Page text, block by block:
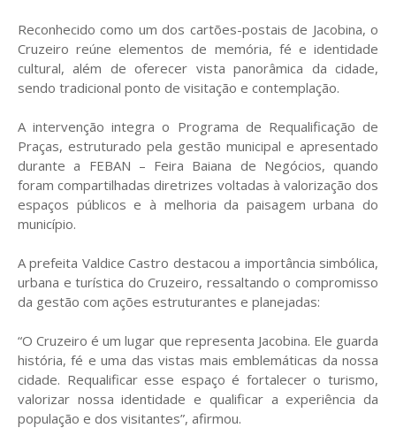
Reconhecido como um dos cartões-postais de Jacobina, o
Cruzeiro reúne elementos de memória, fé e identidade
cultural, além de oferecer vista panorâmica da cidade,
sendo tradicional ponto de visitação e contemplação.
A intervenção integra o Programa de Requalificação de
Praças, estruturado pela gestão municipal e apresentado
durante a FEBAN – Feira Baiana de Negócios, quando
foram compartilhadas diretrizes voltadas à valorização dos
espaços públicos e à melhoria da paisagem urbana do
município.
A prefeita Valdice Castro destacou a importância simbólica,
urbana e turística do Cruzeiro, ressaltando o compromisso
da gestão com ações estruturantes e planejadas:
“O Cruzeiro é um lugar que representa Jacobina. Ele guarda
história, fé e uma das vistas mais emblemáticas da nossa
cidade. Requalificar esse espaço é fortalecer o turismo,
valorizar nossa identidade e qualificar a experiência da
população e dos visitantes”, afirmou.